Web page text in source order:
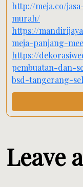
http://meja.co/
murah/
https://
meja-panjang-
https://
pembuatan-dan-
bsd-tangerang-
Leave